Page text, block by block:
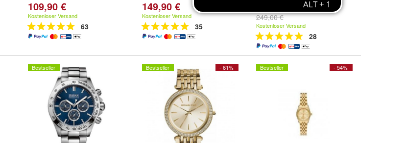
109,90 €
Kostenloser Versand
63
149,90 €
Kostenloser Versand
35
249,00 €
Kostenloser Versand
28
Bestseller - 61%
Bestseller - 54%
Bestseller